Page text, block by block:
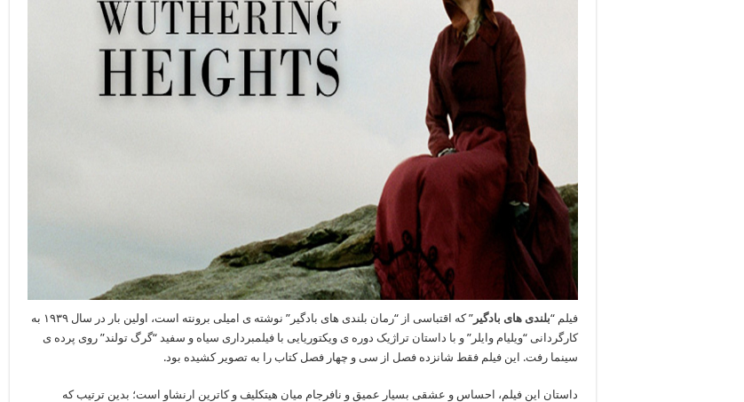
فیلم “بلندی های بادگیر
” که اقتباسی از “رمان بلندی های بادگیر” نوشته ی امیلی برونته است، اولین بار در سال ۱۹۳۹ به
کارگردانی “ویلیام وایلر” و با داستان تراژیک دوره ی ویکتوریایی با فیلمبرداری سیاه و سفید “گرگ تولند” روی پرده ی
سینما رفت. این فیلم فقط شانزده فصل از سی و چهار فصل کتاب را به تصویر کشیده بود.
داستان این فیلم، احساس و عشقی بسیار عمیق و نافرجام میان هیتکلیف و کاترین ارنشاو است؛ بدین ترتیب که